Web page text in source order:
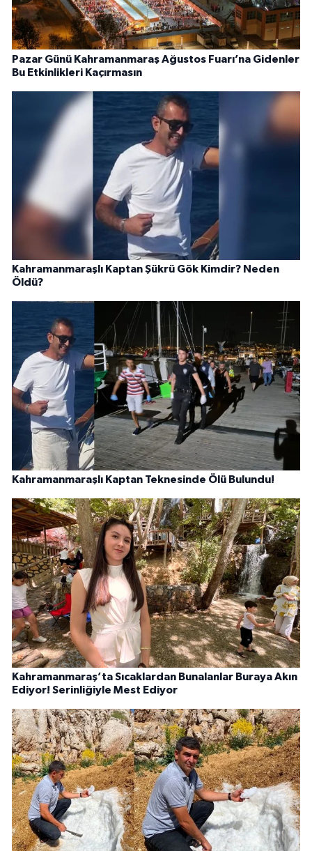
Pazar Günü Kahramanmaraş Ağustos Fuarı’na Gidenler
Bu Etkinlikleri Kaçırmasın
Kahramanmaraşlı Kaptan Şükrü Gök Kimdir? Neden
Öldü?
Kahramanmaraşlı Kaptan Teknesinde Ölü Bulundu!
Kahramanmaraş’ta Sıcaklardan Bunalanlar Buraya Akın
Ediyor! Serinliğiyle Mest Ediyor